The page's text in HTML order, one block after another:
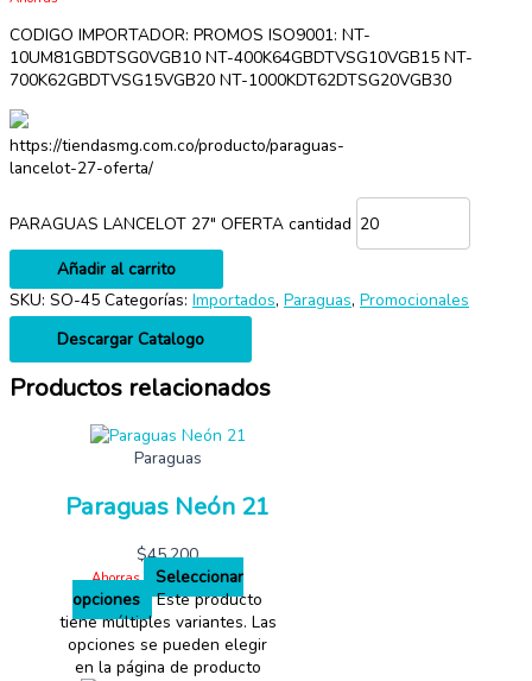
CODIGO IMPORTADOR: PROMOS ISO9001: NT-
10UM81GBDTSG0VGB10 NT-400K64GBDTVSG10VGB15 NT-
700K62GBDTVSG15VGB20 NT-1000KDT62DTSG20VGB30
https://tiendasmg.com.co/producto/paraguas-
lancelot-27-oferta/
PARAGUAS LANCELOT 27" OFERTA cantidad
Añadir al carrito
SKU: SO-45 Categorías: Importados, Paraguas, Promocionales
Descargar Catalogo
Productos relacionados
Paraguas
Paraguas Neón 21
$45,200
Ahorras
Seleccionar
opciones
Este producto
tiene múltiples variantes. Las
opciones se pueden elegir
en la página de producto